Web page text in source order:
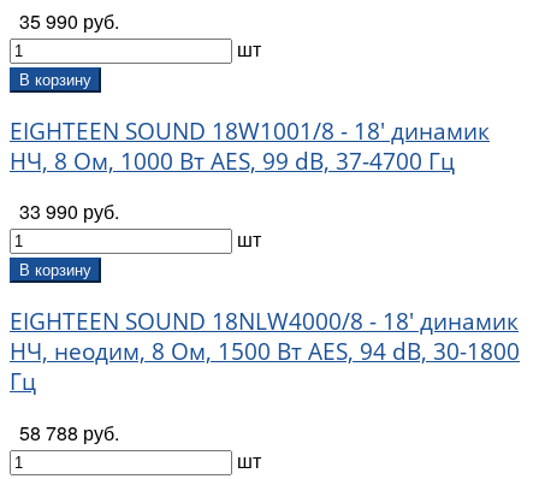
35 990 руб.
шт
В корзину
EIGHTEEN SOUND 18W1001/8 - 18' динамик
НЧ, 8 Ом, 1000 Вт AES, 99 dB, 37-4700 Гц
33 990 руб.
шт
В корзину
EIGHTEEN SOUND 18NLW4000/8 - 18' динамик
НЧ, неодим, 8 Ом, 1500 Вт AES, 94 dB, 30-1800
Гц
58 788 руб.
шт